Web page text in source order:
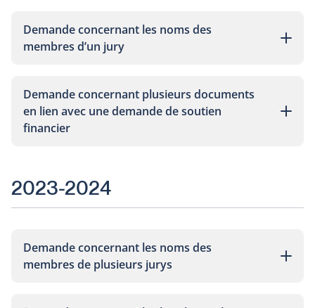
Demande concernant les noms des
membres d’un jury
Demande concernant plusieurs documents
en lien avec une demande de soutien
financier
2023-2024
Demande concernant les noms des
membres de plusieurs jurys